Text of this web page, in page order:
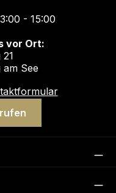
- 15:00
vor Ort:
See